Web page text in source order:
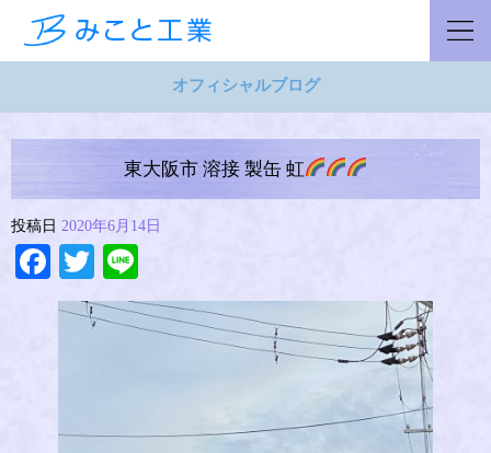
オフィシャルブログ
東大阪市 溶接 製缶 虹
投稿日 2020年6月14日
Facebook
Twitter